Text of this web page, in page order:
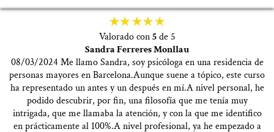
Valorado con5de 5
Sandra Ferreres Monllau
08/03/2024 Me llamo Sandra, soy psicóloga en una residencia de
personas mayores en Barcelona.Aunque suene a tópico, este curso
ha representado un antes y un después en mí.A nivel personal, he
podido descubrir, por fin, una filosofía que me tenía muy
intrigada, que me llamaba la atención, y con la que me identifico
en prácticamente al 100%.A nivel profesional, ya he empezado a